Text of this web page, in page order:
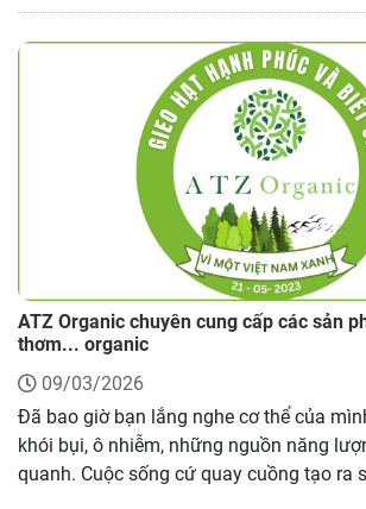
ATZ Organic chuyên cung cấp các sản
thơm... organic
09/03/2026
Đã bao giờ bạn lắng nghe cơ thể của
khói bụi, ô nhiễm, những nguồn năng
quanh. Cuộc sống cứ quay cuồng tạo ra